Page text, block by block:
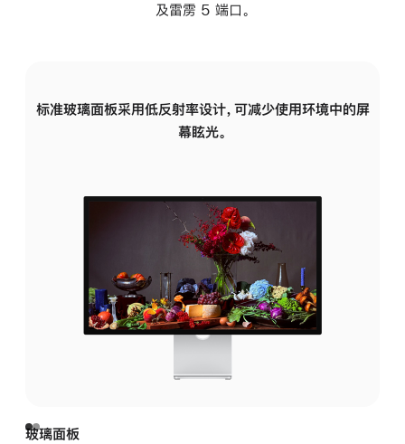
及雷雳 5 端口。
标准玻璃面板采用低反射率设计，可减少使用环境中的屏
幕眩光。
玻璃面板